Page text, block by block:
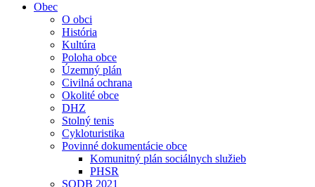
Obec
O obci
História
Kultúra
Poloha obce
Územný plán
Civilná ochrana
Okolité obce
DHZ
Stolný tenis
Cykloturistika
Povinné dokumentácie obce
Komunitný plán sociálnych služieb
PHSR
SODB 2021